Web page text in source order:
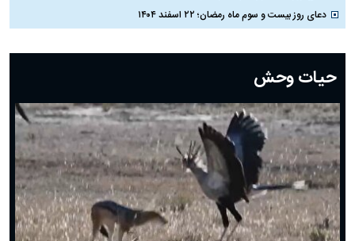
دعای روز بیست و سوم ماه رمضان؛ ۲۲ اسفند ۱۴۰۴
دعای روز بیستم ماه رمضان؛ ۱۹ اسفند ۱۴۰۴
دعای روز هشتم ماه مبارک رمضان؛ ۷ اسفند ماه ۱۴۰۴
دعای روز هفتم ماه رمضان؛ ۶ اسفند ۱۴۰۴
دعای روز ششم ماه رمضان؛ ۵ اسفند ۱۴۰۴
دعای روز پنجم ماه رمضان؛ ۴ اسفند ۱۴۰۴
دعای روز چهارم ماه مبارک رمضان؛ ۳ اسفند ۱۴۰۴
دعای روز سوم ماه مبارک رمضان؛ ۱۴ اسفند ۱۴۰۴
دعای روز دوم ماه مبارک رمضان ۱ اسفند ماه ۱۴۰۴
دعای روز اول ماه مبارک رمضان، ۳۰ بهمن ۱۴۰۴
حیات وحش